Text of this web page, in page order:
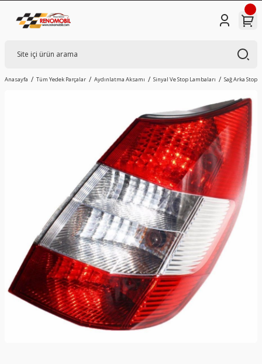
Anasayfa Tüm Yedek Parçalar Aydınlatma Aksamı Sinyal Ve Stop Lambaları Sağ Arka Stop